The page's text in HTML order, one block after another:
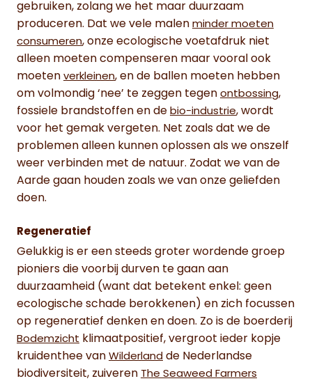
gebruiken, zolang we het maar duurzaam
produceren. Dat we vele malen minder moeten
consumeren, onze ecologische voetafdruk niet
alleen moeten compenseren maar vooral ook
moeten verkleinen, en de ballen moeten hebben
om volmondig ‘nee’ te zeggen tegen ontbossing,
fossiele brandstoffen en de bio-industrie, wordt
voor het gemak vergeten. Net zoals dat we de
problemen alleen kunnen oplossen als we onszelf
weer verbinden met de natuur. Zodat we van de
Aarde gaan houden zoals we van onze geliefden
doen.
Regeneratief
Gelukkig is er een steeds groter wordende groep
pioniers die voorbij durven te gaan aan
duurzaamheid (want dat betekent enkel: geen
ecologische schade berokkenen) en zich focussen
op regeneratief denken en doen. Zo is de boerderij
Bodemzicht klimaatpositief, vergroot ieder kopje
kruidenthee van Wilderland de Nederlandse
biodiversiteit, zuiveren The Seaweed Farmers